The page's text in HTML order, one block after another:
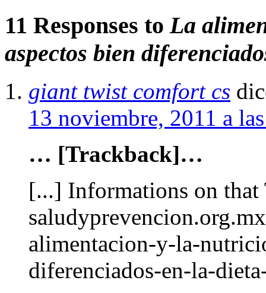
11 Responses to La
aspectos bien
giant twist comfort cs
13 noviembre, 2011 a
… [Trackback]…
[...] Informations on that
alimentacion-y-la-
diferenciados-en-la-